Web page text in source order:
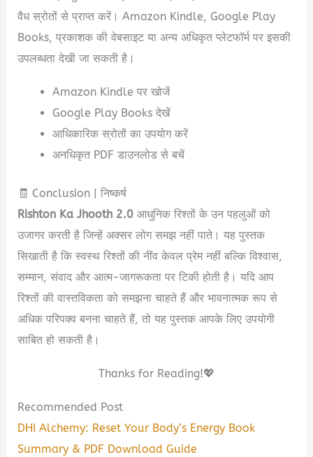
वैध स्रोतों से प्राप्त करें। Amazon Kindle, Google Play
Books, प्रकाशक की वेबसाइट या अन्य अधिकृत प्लेटफॉर्म पर इसकी
उपलब्धता देखी जा सकती है।
Amazon Kindle पर खोजें
Google Play Books देखें
आधिकारिक स्रोतों का उपयोग करें
अनधिकृत PDF डाउनलोड से बचें
🧾 Conclusion | निष्कर्ष
Rishton Ka Jhooth 2.0 आधुनिक रिश्तों के उन पहलुओं को
उजागर करती है जिन्हें अक्सर लोग समझ नहीं पाते। यह पुस्तक
सिखाती है कि स्वस्थ रिश्तों की नींव केवल प्रेम नहीं बल्कि विश्वास,
सम्मान, संवाद और आत्म-जागरूकता पर टिकी होती है। यदि आप
रिश्तों की वास्तविकता को समझना चाहते हैं और भावनात्मक रूप से
अधिक परिपक्व बनना चाहते हैं, तो यह पुस्तक आपके लिए उपयोगी
साबित हो सकती है।
Thanks for Reading!💖
Recommended Post
DHI Alchemy: Reset Your Body’s Energy Book
Summary & PDF Download Guide